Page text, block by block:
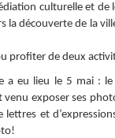
culturelle et de
la découverte de la
profiter de deux
a eu lieu le 5 mai :
venu exposer ses
lettres et